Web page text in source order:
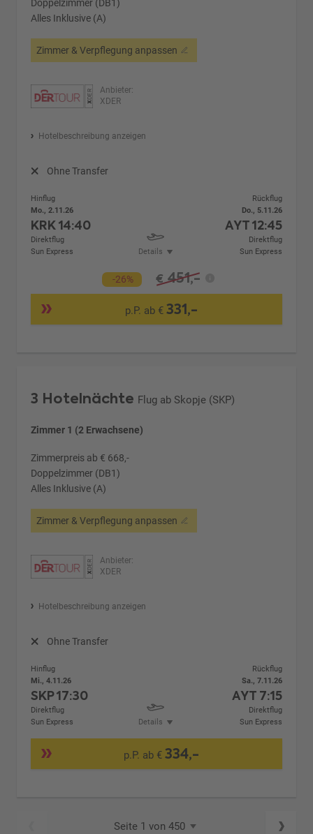
Doppelzimmer (DB1)
Alles Inklusive (A)
Zimmer & Verpflegung anpassen
Anbieter:
XDER
Hotelbeschreibung anzeigen
Ohne Transfer
Hinflug
Mo., 2.11.26
KRK14:40
Direktflug
Sun Express
Details
Rückflug
Do., 5.11.26
AYT12:45
Direktflug
Sun Express
-26% € 451,-
p.P. ab €331,-
3 Hotelnächte Flug ab Skopje (SKP)
Zimmer 1 (2 Erwachsene)
Zimmerpreis ab € 668,-
Doppelzimmer (DB1)
Alles Inklusive (A)
Zimmer & Verpflegung anpassen
Anbieter:
XDER
Hotelbeschreibung anzeigen
Ohne Transfer
Hinflug
Mi., 4.11.26
SKP17:30
Direktflug
Sun Express
Details
Rückflug
Sa., 7.11.26
AYT 7:15
Direktflug
Sun Express
p.P. ab €334,-
Seite 1 von 450